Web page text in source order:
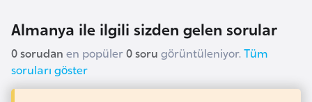
Almanya ile ilgili sizden gelen sorular
0 sorudan en popüler0 soru görüntüleniyor.Tüm
soruları göster
B
o
s